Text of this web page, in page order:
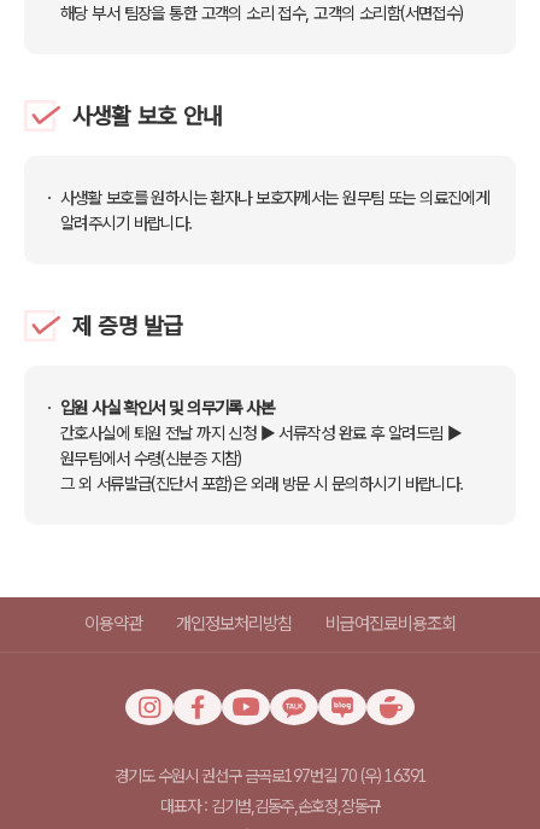
해당 부서 팀장을 통한 고객의 소리 접수, 고객의 소리함(서면접수)
사생활 보호 안내
사생활 보호를 원하시는 환자나 보호자께서는 원무팀 또는 의료진에게
알려주시기 바랍니다.
제 증명 발급
입원 사실 확인서 및 의무기록 사본
간호사실에 퇴원 전날 까지 신청 ▶ 서류작성 완료 후 알려드림 ▶
원무팀에서 수령(신분증 지참)
그 외 서류발급(진단서 포함)은 외래 방문 시 문의하시기 바랍니다.
이용약관 개인정보처리방침 비급여진료비용조회
경기도 수원시 권선구 금곡로197번길 70 (우) 16391
대표자 : 김기범,김동주,손호정,장동규